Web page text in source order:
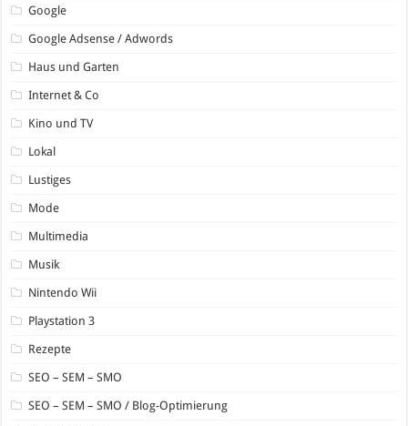
Google
Google Adsense / Adwords
Haus und Garten
Internet & Co
Kino und TV
Lokal
Lustiges
Mode
Multimedia
Musik
Nintendo Wii
Playstation 3
Rezepte
SEO – SEM – SMO
SEO – SEM – SMO / Blog-Optimierung